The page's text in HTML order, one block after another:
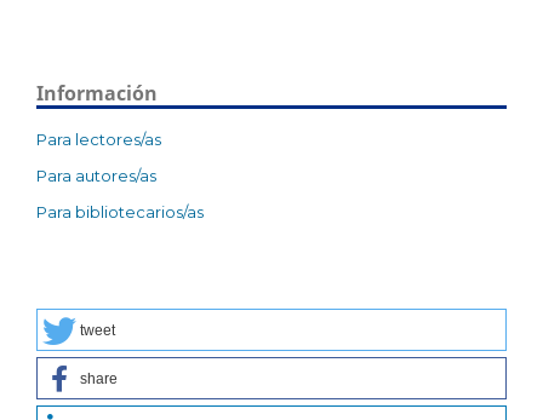
Información
Para lectores/as
Para autores/as
Para bibliotecarios/as
tweet
share